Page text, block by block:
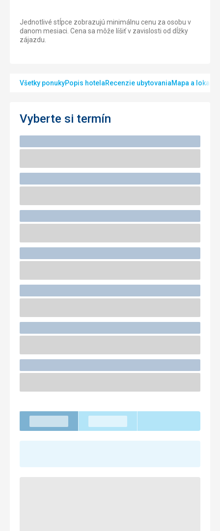
Jednotlivé stĺpce zobrazujú minimálnu cenu za osobu v
danom mesiaci. Cena sa môže líšiť v zavislosti od dĺžky
zájazdu.
Všetky ponukyPopis hotelaRecenzie ubytovaniaMapa a lokalita
Vyberte si termín